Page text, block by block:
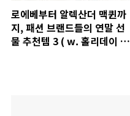
로에베부터 알렉산더 맥퀸까
지, 패션 브랜드들의 연말 선
물 추천템 3 ( w. 홀리데이 에